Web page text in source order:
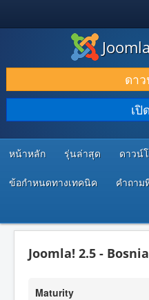
ดาวน์โหลด & ส่วนเสริม
ค้นคว้า & เรียนรู้
ชุมชน & สนับสนุน
ทรัพยากรสำหรับนักพัฒนา
ดา
เปิ
หน้าหลัก รุ่นล่าสุด ดาวน์
ข้อกำหนดทางเทคนิค คำถาม
Joomla! 2.5 -
Maturity